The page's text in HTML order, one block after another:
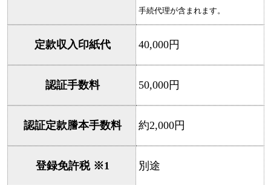
手続代理が含まれます。
定款収入印紙代 40,000円
認証手数料 50,000円
認証定款謄本手数料 約2,000円
登録免許税 ※1 別途